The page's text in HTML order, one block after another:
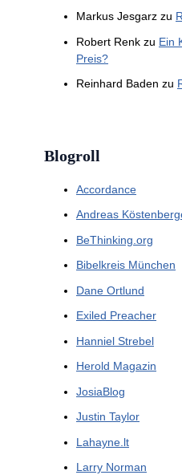
Markus Jesgarz zu
Robert Renk zu Ein
Preis?
Reinhard Baden zu
Blogroll
Accordance
Andreas
BeThinking.org
Bibelkreis München
Dane Ortlund
Exiled Preacher
Hanniel Strebel
Herold Magazin
JosiaBlog
Justin Taylor
Lahayne.lt
Larry Norman